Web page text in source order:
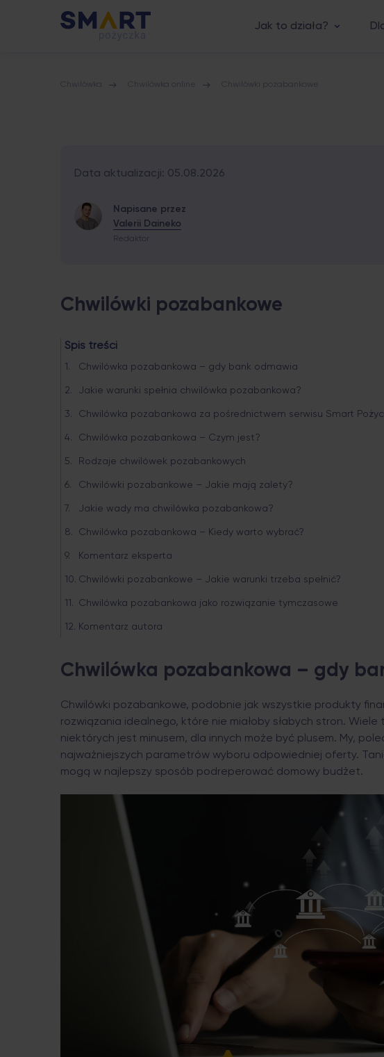
Jak to działa?
Chwilówka Chwilówka online Chwilówki pozabankowe
Data aktualizacji: 05.08.2026
Napisane przez
Valerii Daineko
Redaktor
Chwilówki pozabankowe
Spis treści
Chwilówka pozabankowa – gdy bank odmawia
Jakie warunki spełnia сhwilówka pozabankowa?
Chwilówka pozabankowa za pośrednictwem serwisu Smart
Chwilówka pozabankowa – Czym jest?
Rodzaje chwilówek pozabankowych
Chwilówki pozabankowe – Jakie mają zalety?
Jakie wady ma chwilówka pozabankowa?
Chwilówka pozabankowa – Kiedy warto wybrać?
Komentarz eksperta
Chwilówki pozabankowe – Jakie warunki trzeba spełnić?
Chwilówka pozabankowa jako rozwiązanie tymczasowe
Komentarz autora
Chwilówka pozabankowa – gdy
Chwilówki pozabankowe, podobnie jak wszystkie produkty
rozwiązania idealnego, które nie miałoby słabych stron.
niektórych jest minusem, dla innych może być plusem. My,
najważniejszych parametrów wyboru odpowiedniej oferty.
mogą w najlepszy sposób podreperować domowy budżet.